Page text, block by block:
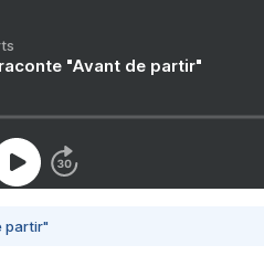
"Avant de partir"
partir"